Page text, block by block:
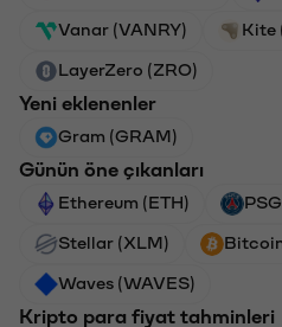
Vanar (VANRY) Kite
LayerZero (ZRO)
Yeni eklenenler
Gram (GRAM)
Günün öne çıkanları
Ethereum (ETH)
Stellar (XLM)
Waves (WAVES)
Kripto para fiyat tahminleri